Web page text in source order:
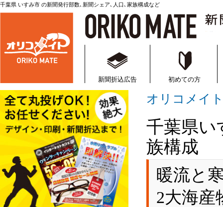
千葉県 いすみ市 の新聞発行部数､新聞シェア､人口､家族構成など
新聞折込・折込チラシの
新聞折込広告 初めての方
オリコメイ
千葉県い
族構成
暖流と
2大海産